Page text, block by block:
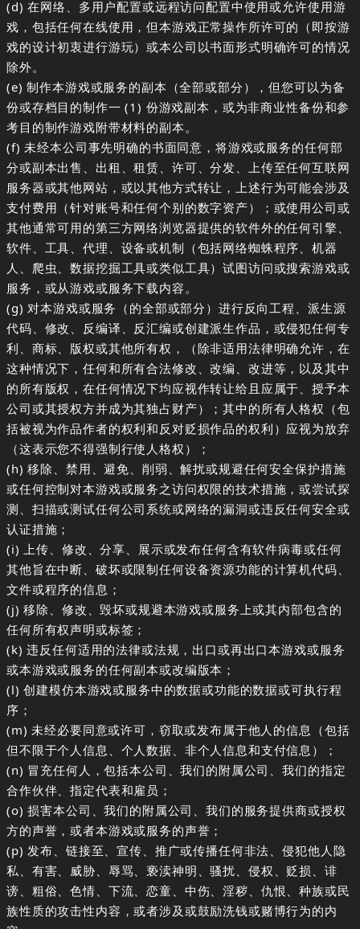
(d) 在网络、多用户配置或远程访问配置中使用或允许使用游
戏，包括任何在线使用，但本游戏正常操作所许可的（即按游
戏的设计初衷进行游玩）或本公司以书面形式明确许可的情况
除外。
(e) 制作本游戏或服务的副本（全部或部分），但您可以为备
份或存档目的制作一 (1) 份游戏副本，或为非商业性备份和参
考目的制作游戏附带材料的副本。
(f) 未经本公司事先明确的书面同意，将游戏或服务的任何部
分或副本出售、出租、租赁、许可、分发、上传至任何互联网
服务器或其他网站，或以其他方式转让，上述行为可能会涉及
支付费用（针对账号和任何个别的数字资产）；或使用公司或
其他通常可用的第三方网络浏览器提供的软件外的任何引擎、
软件、工具、代理、设备或机制（包括网络蜘蛛程序、机器
人、爬虫、数据挖掘工具或类似工具）试图访问或搜索游戏或
服务，或从游戏或服务下载内容。
(g) 对本游戏或服务（的全部或部分）进行反向工程、派生源
代码、修改、反编译、反汇编或创建派生作品，或侵犯任何专
利、商标、版权或其他所有权，（除非适用法律明确允许，在
这种情况下，任何和所有合法修改、改编、改进等，以及其中
的所有版权，在任何情况下均应视作转让给且应属于、授予本
公司或其授权方并成为其独占财产）；其中的所有人格权（包
括被视为作品作者的权利和反对贬损作品的权利）应视为放弃
（这表示您不得强制行使人格权）；
(h) 移除、禁用、避免、削弱、解扰或规避任何安全保护措施
或任何控制对本游戏或服务之访问权限的技术措施，或尝试探
测、扫描或测试任何公司系统或网络的漏洞或违反任何安全或
认证措施；
(i) 上传、修改、分享、展示或发布任何含有软件病毒或任何
其他旨在中断、破坏或限制任何设备资源功能的计算机代码、
文件或程序的信息；
(j) 移除、修改、毁坏或规避本游戏或服务上或其内部包含的
任何所有权声明或标签；
(k) 违反任何适用的法律或法规，出口或再出口本游戏或服务
或本游戏或服务的任何副本或改编版本；
(l) 创建模仿本游戏或服务中的数据或功能的数据或可执行程
序；
(m) 未经必要同意或许可，窃取或发布属于他人的信息（包括
但不限于个人信息、个人数据、非个人信息和支付信息）；
(n) 冒充任何人，包括本公司、我们的附属公司、我们的指定
合作伙伴、指定代表和雇员；
(o) 损害本公司、我们的附属公司、我们的服务提供商或授权
方的声誉，或者本游戏或服务的声誉；
(p) 发布、链接至、宣传、推广或传播任何非法、侵犯他人隐
私、有害、威胁、辱骂、亵渎神明、骚扰、侵权、贬损、诽
谤、粗俗、色情、下流、恋童、中伤、淫秽、仇恨、种族或民
族性质的攻击性内容，或者涉及或鼓励洗钱或赌博行为的内